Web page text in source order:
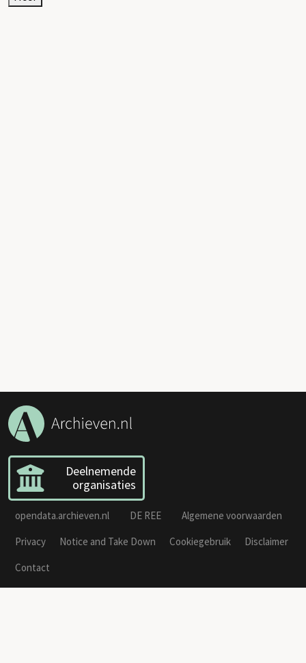
Deelnemende
organisaties
opendata.archieven.nl DE REE
Algemene voorwaarden
Privacy
Notice and Take Down Cookiegebruik
Disclaimer
Contact